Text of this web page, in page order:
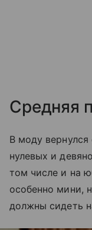
Средняя
В моду
нулевых и
том числе и на
особенно мини,
должны сидеть